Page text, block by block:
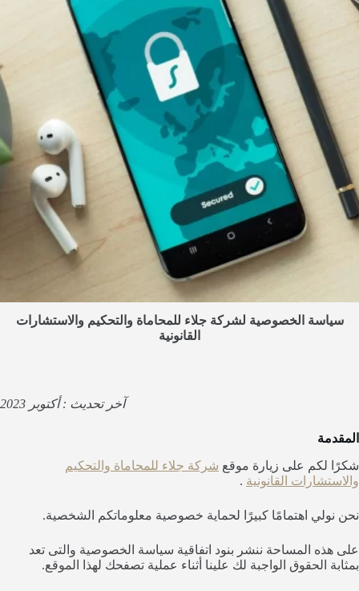
سياسة الخصوصية لشركة جلاء للمحاماة والتحكيم والاستشارات
القانونية
آخر تحديث : أكتوبر 2023
المقدمة
شكرًا لكم على زيارة موقع شركة جلاء للمحاماة والتحكيم
والاستشارات القانونية .
نحن نولي اهتمامًا كبيرًا لحماية خصوصية معلوماتكم الشخصية.
على هذه المساحة ننشر بنود اتفاقية سياسة الخصوصية والتى تعد
بمثابة الحقوق الواجبة لك علينا أثناء عملية تصفحك لهذا الموقع.